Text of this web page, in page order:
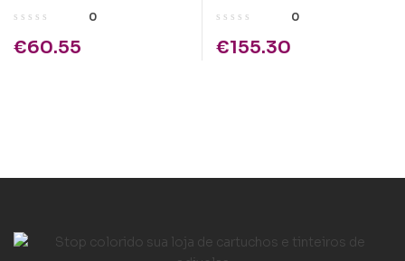
TN243 Amarelo
0
€60.55
TN-326C Azul
0
€155.30